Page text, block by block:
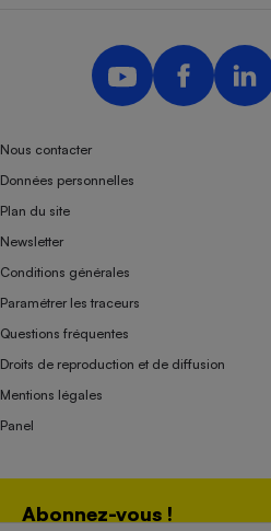
Abonnez-vous !
Nous contacter
Données personnelles
Plan du site
Newsletter
Conditions générales
Paramétrer les traceurs
Questions fréquentes
Droits de reproduction et de diffusion
Mentions légales
Panel
Association indépendante de l’État, des
distributeurs depuis 1951.